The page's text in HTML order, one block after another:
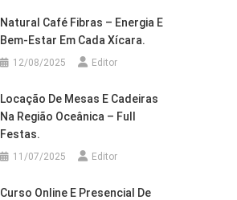
Natural Café Fibras – Energia E
Bem-Estar Em Cada Xícara.
12/08/2025 Editor
Locação De Mesas E Cadeiras
Na Região Oceânica – Full
Festas.
11/07/2025 Editor
Curso Online E Presencial De